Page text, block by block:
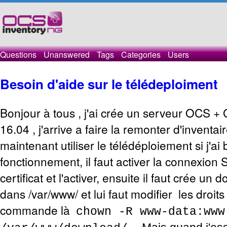
Questions Unanswered Tags Categories Users
Besoin d'aide sur le télédeploiment
Bonjour à tous , j'ai crée un serveur OCS +
16.04 , j'arrive a faire la remonter
maintenant utiliser le télédéploiement si j'ai
fonctionnement, il faut activer la connexion
certificat et l'activer, ensuite il faut crée un
dans /var/www/ et lui faut modifier les
commande là chown -R www-